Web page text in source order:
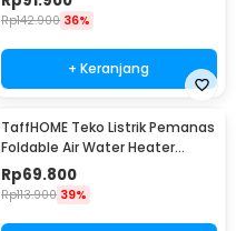
Rp142.900 36%
+ Keranjang
TaffHOME Teko Listrik Pemanas
Foldable Air Water Heater
600W 600ml - HY-01
Rp69.800
Rp113.900 39%